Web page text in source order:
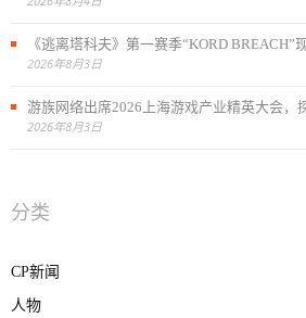
《逃离塔科夫》第一赛季“KORD
2026年8月3日
游族网络出席2026上海游戏产业精英大会，
2026年8月3日
分类
CP新闻
人物